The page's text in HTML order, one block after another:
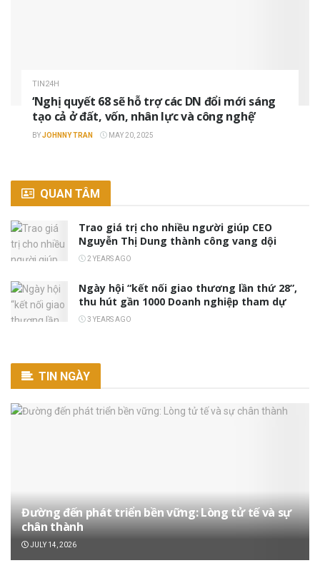
TIN24H
‘Nghị quyết 68 sẽ hỗ trợ các DN đổi mới sáng
tạo cả ở đất, vốn, nhân lực và công nghệ’
BYJOHNNY TRAN MAY 20, 2025
QUAN TÂM
Trao giá trị cho nhiều người giúp CEO
Nguyễn Thị Dung thành công vang dội
2 YEARS AGO
Ngày hội “kết nối giao thương lần thứ 28”,
thu hút gần 1000 Doanh nghiệp tham dự
3 YEARS AGO
TIN NGÀY
Đường đến phát triển bền vững: Lòng tử tế và sự
chân thành
JULY 14, 2026